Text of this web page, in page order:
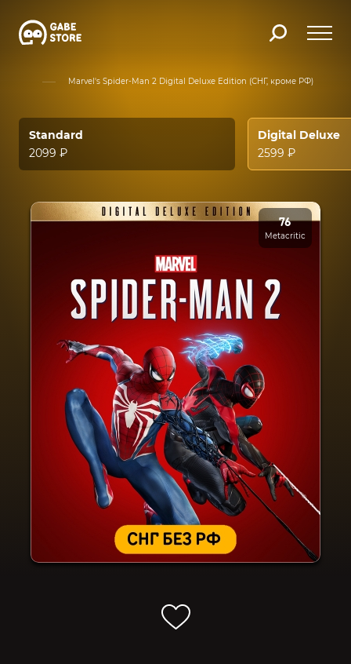
Marvel's Spider-Man 2 Digital Deluxe Edition (СНГ, кроме РФ)
Standard
2099 ₽
Digital Deluxe
2599 ₽
76
Metacritic